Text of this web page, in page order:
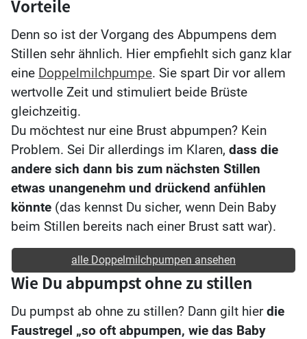
Vorteile
Denn so ist der Vorgang des Abpumpens dem
Stillen sehr ähnlich. Hier empfiehlt sich ganz klar
eine Doppelmilchpumpe. Sie spart Dir vor allem
wertvolle Zeit und stimuliert beide Brüste
gleichzeitig.
Du möchtest nur eine Brust abpumpen? Kein
Problem. Sei Dir allerdings im Klaren, dass die
andere sich dann bis zum nächsten Stillen
etwas unangenehm und drückend anfühlen
könnte (das kennst Du sicher, wenn Dein Baby
beim Stillen bereits nach einer Brust satt war).
alle Doppelmilchpumpen ansehen
Wie Du abpumpst ohne zu stillen
Du pumpst ab ohne zu stillen? Dann gilt hierdie
Faustregel „so oft abpumpen, wie das Baby